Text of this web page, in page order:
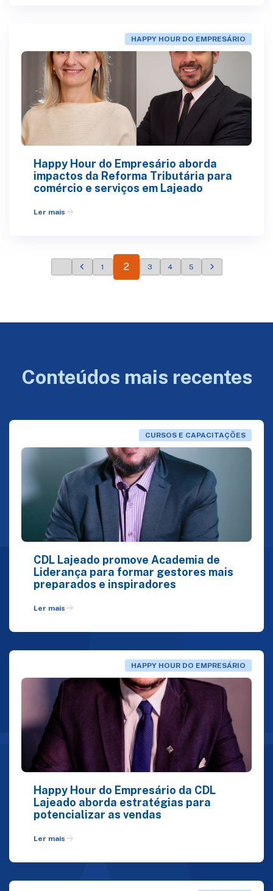
HAPPY HOUR DO EMPRESÁRIO
Happy Hour do Empresário aborda
impactos da Reforma Tributária para
comércio e serviços em Lajeado
Ler mais arrow_forward
1 2 3 4 5
Conteúdos mais recentes
CURSOS E CAPACITAÇÕES
CDL Lajeado promove Academia de
Liderança para formar gestores mais
preparados e inspiradores
Ler mais arrow_forward
HAPPY HOUR DO EMPRESÁRIO
Happy Hour do Empresário da CDL
Lajeado aborda estratégias para
potencializar as vendas
Ler mais arrow_forward